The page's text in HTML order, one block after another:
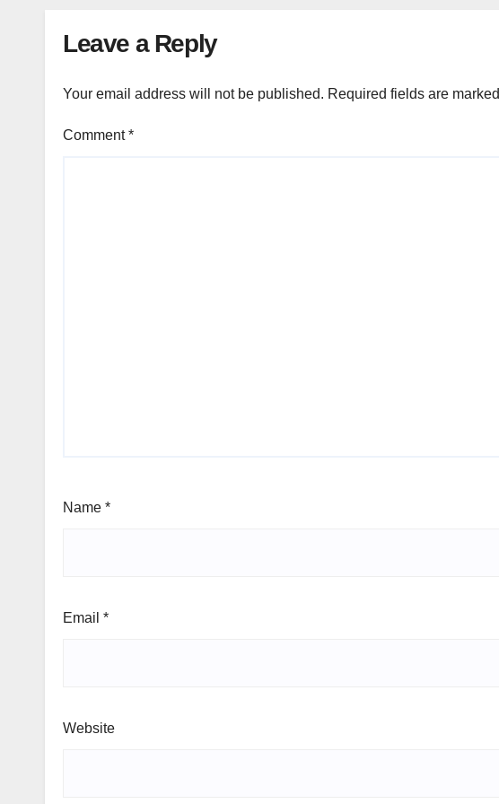
Leave a Reply
Your email address will not be published. Required fields are marked
Comment*
Name *
Email *
Website